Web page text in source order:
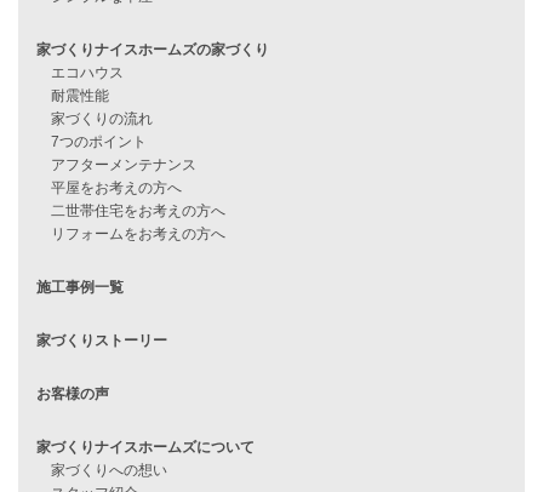
見学会情報
住宅ローンに不安がある方へ
他社で無理だと言われた方へ
月収25万円で家を建てる方法
Line Up
WOOD BOX